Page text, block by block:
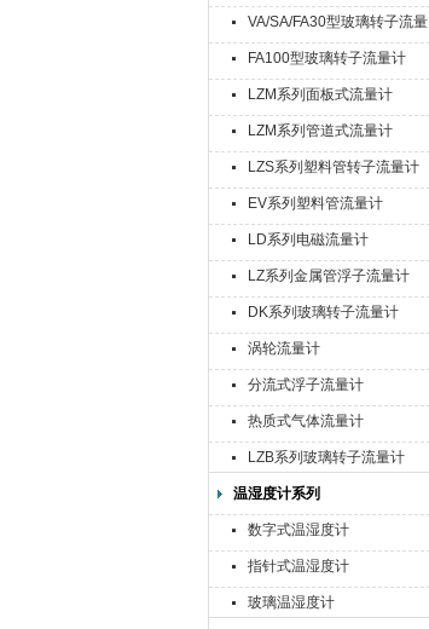
计
VA/SA/FA30型玻璃转子流量
计
FA100型玻璃转子流量计
LZM系列面板式流量计
LZM系列管道式流量计
LZS系列塑料管转子流量计
EV系列塑料管流量计
LD系列电磁流量计
LZ系列金属管浮子流量计
DK系列玻璃转子流量计
涡轮流量计
分流式浮子流量计
热质式气体流量计
LZB系列玻璃转子流量计
温湿度计系列
数字式温湿度计
指针式温湿度计
玻璃温湿度计